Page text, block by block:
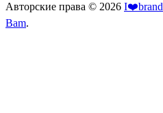
Авторские права © 2026 I❤️brand
Bam.